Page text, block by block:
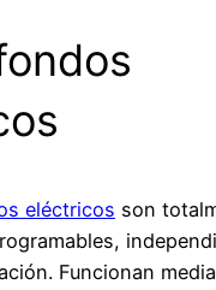
eléctricos son
Funcionan